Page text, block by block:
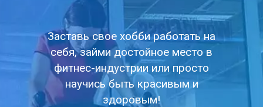
Заставь свое хобби работать на
себя, займи достойное место в
фитнес-индустрии или просто
научись быть красивым и
здоровым!